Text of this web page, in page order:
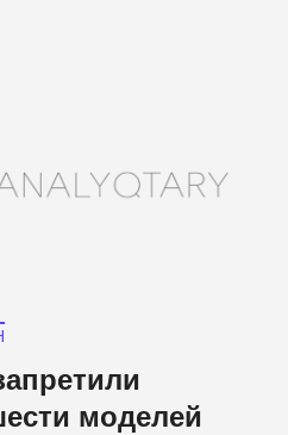
моделей